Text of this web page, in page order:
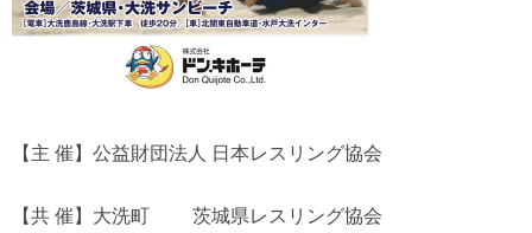
【主 催】公益財団法人 日本レスリング協会
【共 催】大洗町 茨城県レスリング協会